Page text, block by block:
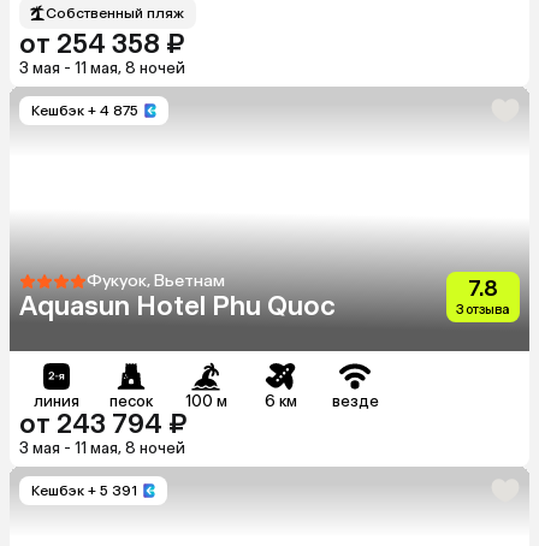
Собственный пляж
от 254 358 ₽
3 мая - 11 мая, 8 ночей
Кешбэк + 4 875
Фукуок, Вьетнам
Aquasun Hotel Phu Quoc
7.8
3 отзыва
линия песок 100 м 6 км везде
от 243 794 ₽
3 мая - 11 мая, 8 ночей
Кешбэк + 5 391